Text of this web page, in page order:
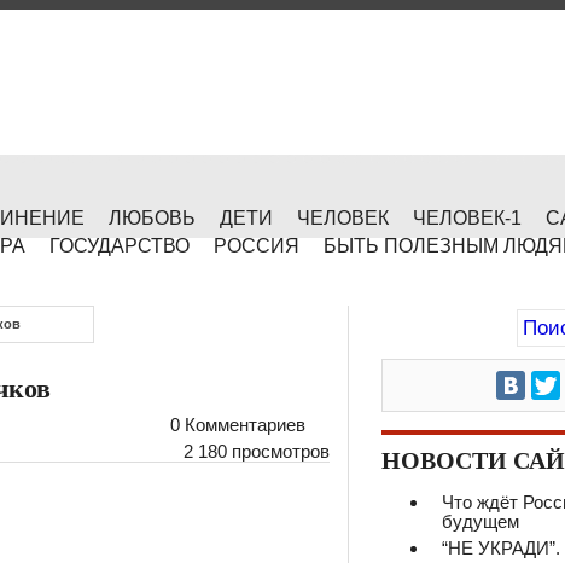
ЛЮБОВЬ ДЕТИ ЧЕЛОВЕК ЧЕЛОВЕК-1
ГОСУДАРСТВО РОССИЯ БЫТЬ ПОЛЕЗНЫМ
0 Комментариев
2 180 просмотров
НОВОСТИ
Что ждёт
будущем
“НЕ УКРАДИ”.